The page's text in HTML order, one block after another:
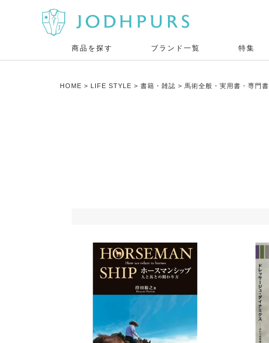
商品を探す ブランド一覧 特集
HOME LIFE STYLE 書籍・雑誌 馬術全般・実用書・専門書